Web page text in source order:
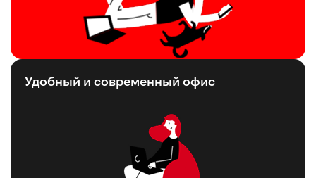
Удобный и современный офис